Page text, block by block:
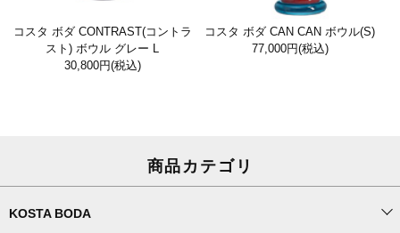
コスタ ボダ CONTRAST(コントラ
スト) ボウル グレー L
30,800円(税込)
コスタ ボダ CAN CAN ボウル(S)
77,000円(税込)
商品カテゴリ
KOSTA BODA